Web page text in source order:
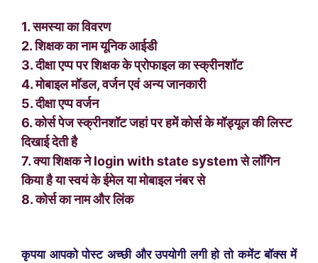
1. समस्या का विवरण
2. शिक्षक का नाम यूनिक आईडी
3. दीक्षा एप्प पर शिक्षक के प्रोफाइल का स्क्रीनशॉट
4. मोबाइल मॉडल, वर्जन एवं अन्य जानकारी
5. दीक्षा एप्प वर्जन
6. कोर्स पेज स्क्रीनशॉट जहां पर हमें कोर्स के मॉड्यूल की लिस्ट
दिखाई देती है
7. क्या शिक्षक ने login with state system से लॉगिन
किया है या स्वयं के ईमेल या मोबाइल नंबर से
8. कोर्स का नाम और लिंक
कृपया आपको पोस्ट अच्छी और उपयोगी लगी हो तो कमेंट बॉक्स में